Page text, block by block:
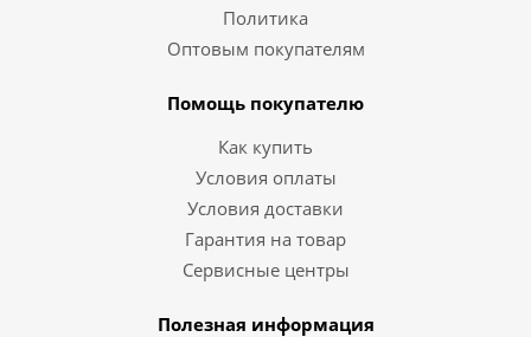
Политика
Оптовым покупателям
Помощь покупателю
Как купить
Условия оплаты
Условия доставки
Гарантия на товар
Сервисные центры
Полезная информация